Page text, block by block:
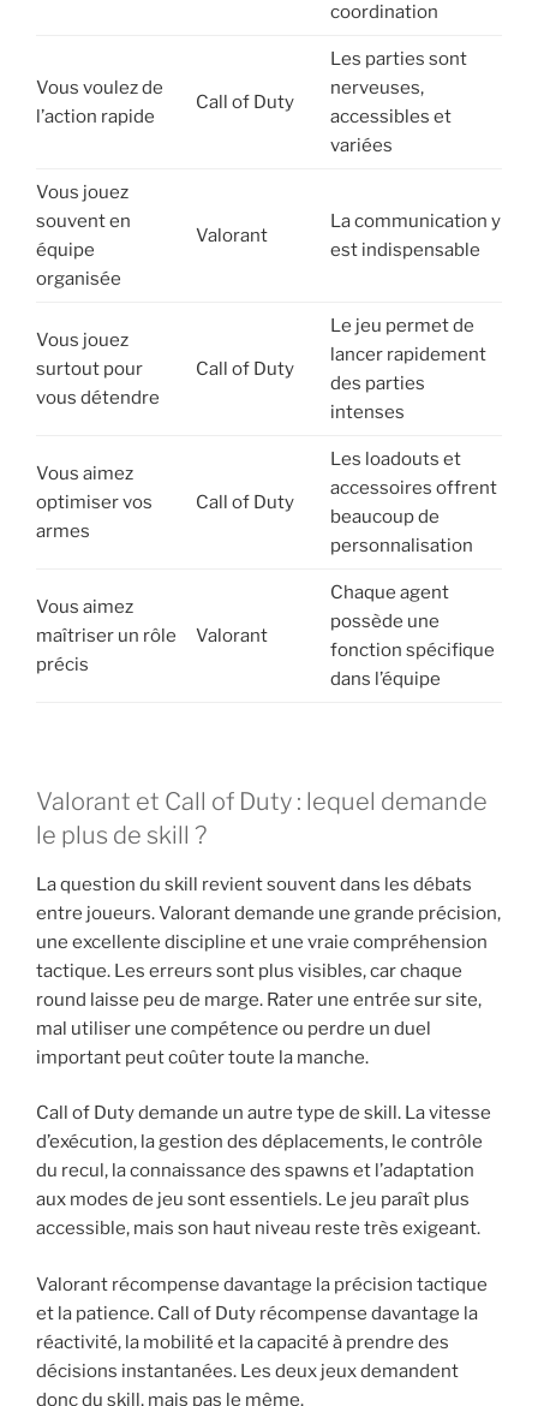
coordination
Vous voulez de
l’action rapide
Call of Duty
Les parties sont
nerveuses,
accessibles et
variées
Vous jouez
souvent en
équipe
organisée
Valorant
La communication y
est indispensable
Vous jouez
surtout pour
vous détendre
Call of Duty
Le jeu permet de
lancer rapidement
des parties
intenses
Vous aimez
optimiser vos
armes
Call of Duty
Les loadouts et
accessoires offrent
beaucoup de
personnalisation
Vous aimez
maîtriser un rôle
précis
Valorant
Chaque agent
possède une
fonction spécifique
dans l’équipe
Valorant et Call of Duty : lequel demande
le plus de skill ?
La question du skill revient souvent dans les débats
entre joueurs. Valorant demande une grande précision,
une excellente discipline et une vraie compréhension
tactique. Les erreurs sont plus visibles, car chaque
round laisse peu de marge. Rater une entrée sur site,
mal utiliser une compétence ou perdre un duel
important peut coûter toute la manche.
Call of Duty demande un autre type de skill. La vitesse
d’exécution, la gestion des déplacements, le contrôle
du recul, la connaissance des spawns et l’adaptation
aux modes de jeu sont essentiels. Le jeu paraît plus
accessible, mais son haut niveau reste très exigeant.
Valorant récompense davantage la précision tactique
et la patience. Call of Duty récompense davantage la
réactivité, la mobilité et la capacité à prendre des
décisions instantanées. Les deux jeux demandent
donc du skill, mais pas le même.